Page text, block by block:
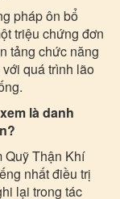
pháp ôn bổ
triệu chứng đơn
tảng chức năng
quá trình lão
là danh
Quỹ Thận Khí
nhất điều trị
lại trong tác